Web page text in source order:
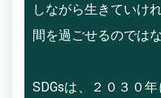
しながら生きていけ
間を過ごせるのでは
SDGsは、２０３０